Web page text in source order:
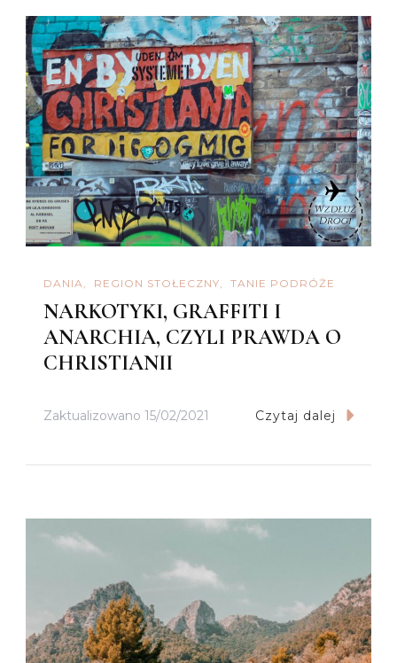
DANIA REGION STOŁECZNY TANIE PODRÓŻE
NARKOTYKI, GRAFFITI I
ANARCHIA, CZYLI PRAWDA O
CHRISTIANII
Zaktualizowano 15/02/2021 Czytaj dalej